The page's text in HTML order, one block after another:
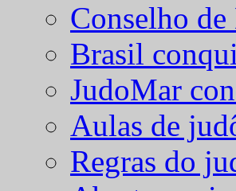
Conselho
Brasil
JudoMar
Aulas de
Regras do